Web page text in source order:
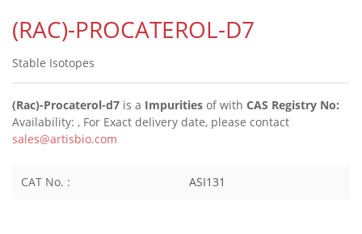
(RAC)-PROCATEROL-D7
Stable Isotopes
(Rac)-Procaterol-d7 is a Impurities ofwith CAS Registry No:
Availability: , For Exact delivery date, please contact
sales@artisbio.com
CAT No. : ASI131